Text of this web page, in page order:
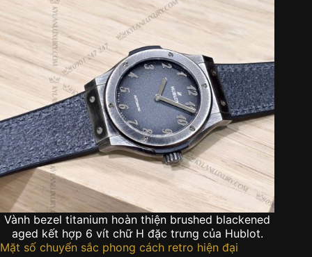
Vành bezel titanium hoàn thiện brushed blackened
aged kết hợp 6 vít chữ H đặc trưng của Hublot.
Mặt số chuyển sắc phong cách retro hiện đại